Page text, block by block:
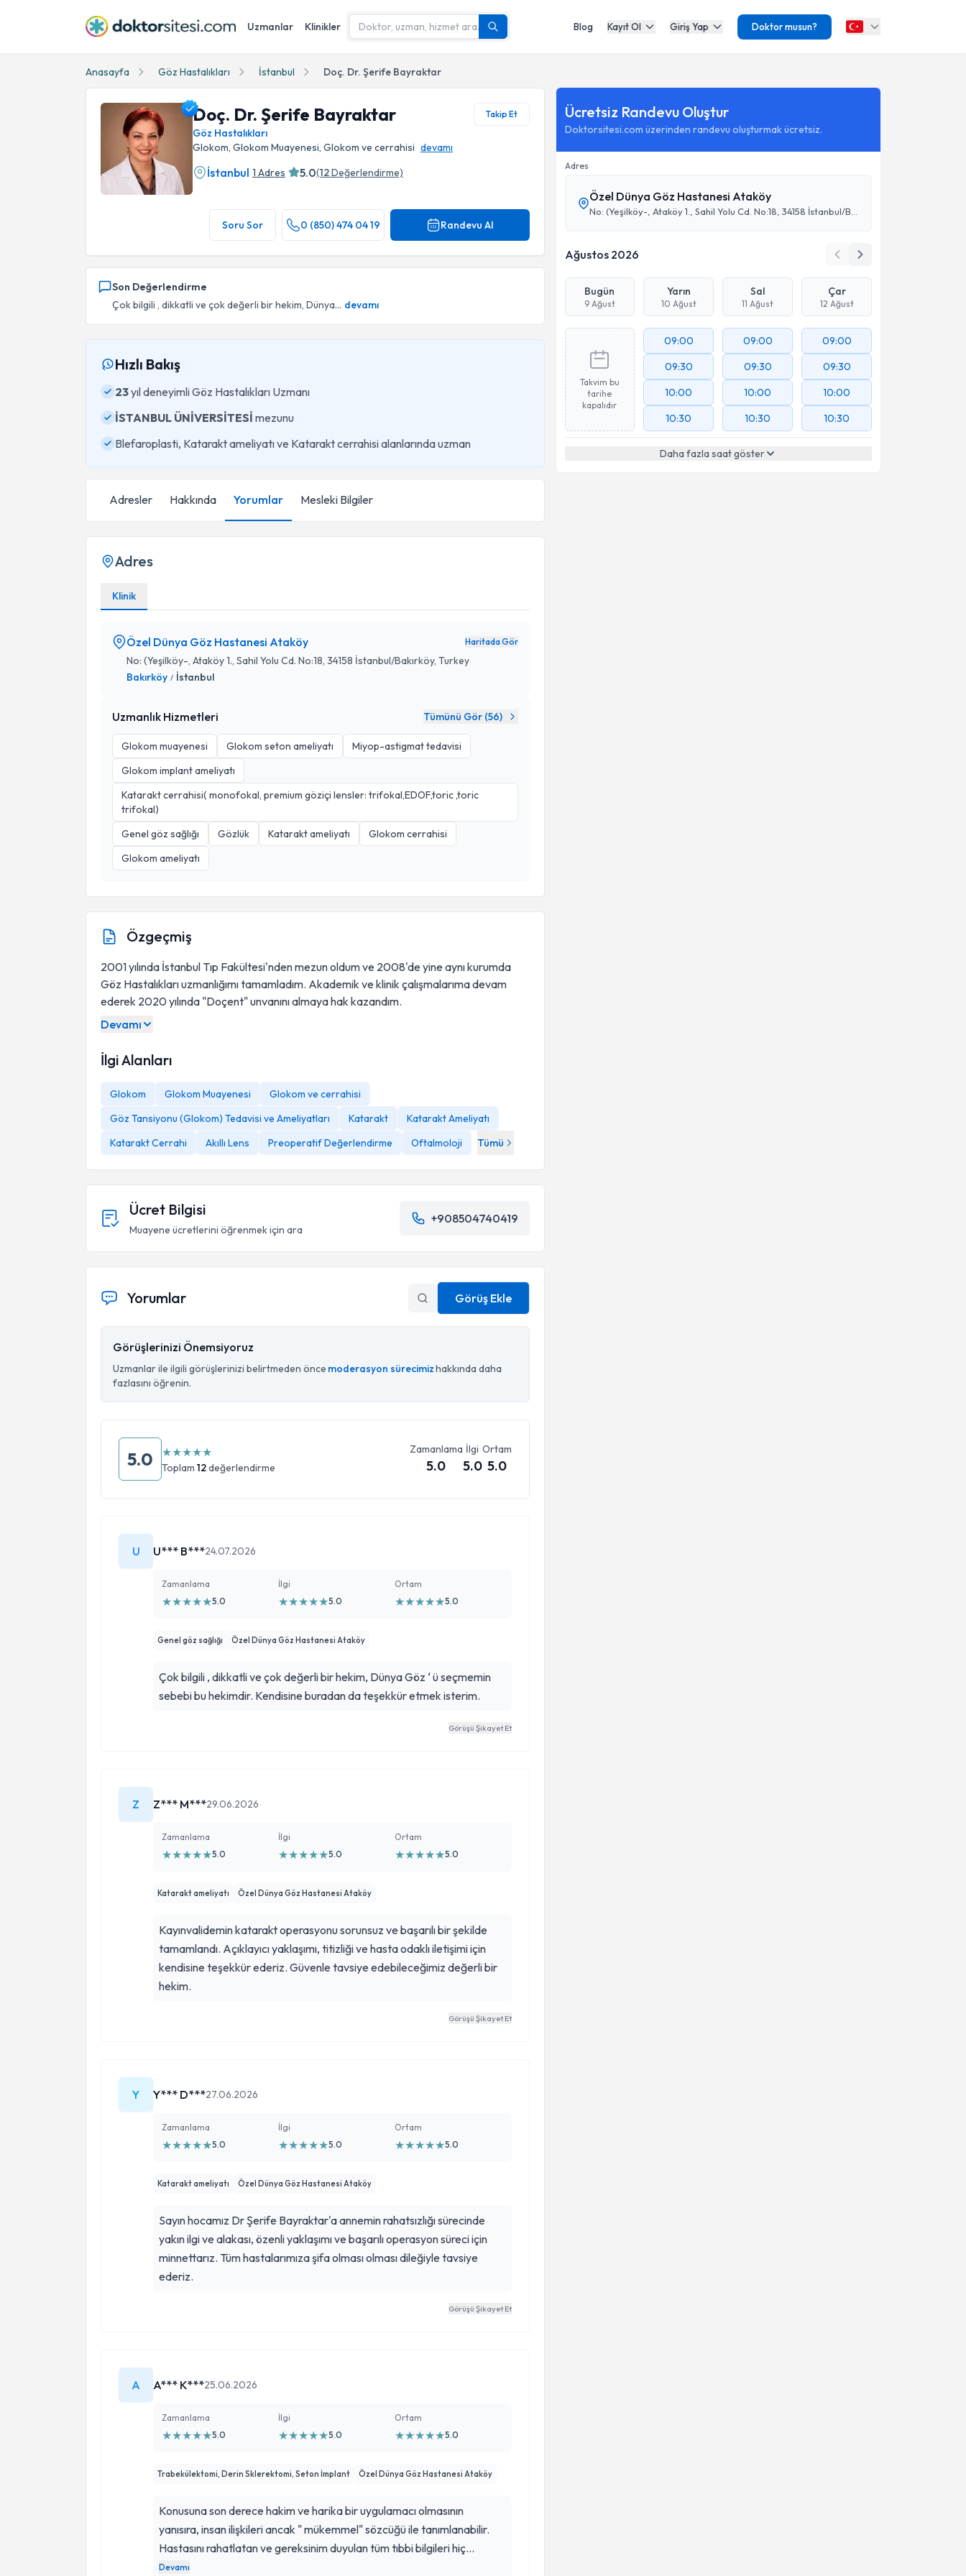
Uzmanlar Klinikler Blog Kayıt Ol Giriş Yap Doktor musun?
Anasayfa Göz Hastalıkları İstanbul Doç. Dr. Şerife Bayraktar
Doç. Dr. Şerife Bayraktar Takip Et
Göz Hastalıkları
Glokom, Glokom Muayenesi, Glokom ve cerrahisi devamı
İstanbul 1 Adres 5.0(12Değerlendirme)
Soru Sor 0 (850) 474 04 19 Randevu Al
Son Değerlendirme
Çok bilgili , dikkatli ve çok değerli bir hekim, Dünya... devamı
Hızlı Bakış
23yıl deneyimli Göz Hastalıkları Uzmanı
İSTANBUL ÜNİVERSİTESİ mezunu
Blefaroplasti, Katarakt ameliyatı ve Katarakt cerrahisi alanlarında uzman
Adresler Hakkında Yorumlar Mesleki Bilgiler
Adres
Klinik
Özel Dünya Göz Hastanesi Ataköy Haritada Gör
No: (Yeşilköy-, Ataköy 1., Sahil Yolu Cd. No:18, 34158 İstanbul/Bakırköy, Turkey
Bakırköy / İstanbul
Uzmanlık Hizmetleri Tümünü Gör (56)
Glokom muayenesi Glokom seton ameliyatı
Miyop-astigmat tedavisi
Glokom implant ameliyatı
Katarakt cerrahisi( monofokal, premium göziçi lensler: trifokal,EDOF,toric ,toric
trifokal)
Genel göz sağlığı
Gözlük Katarakt ameliyatı
Glokom cerrahisi
Glokom ameliyatı
Özgeçmiş
2001 yılında İstanbul Tıp Fakültesi'nden mezun oldum ve 2008'de yine aynı kurumda
Göz Hastalıkları uzmanlığımı tamamladım. Akademik ve klinik çalışmalarıma devam
ederek 2020 yılında "Doçent" unvanını almaya hak kazandım.
Devamı
İlgi Alanları
Glokom Glokom Muayenesi
Glokom ve cerrahisi
Göz Tansiyonu (Glokom) Tedavisi ve Ameliyatları
Katarakt
Katarakt Ameliyatı
Katarakt Cerrahi
Akıllı Lens Preoperatif Değerlendirme Oftalmoloji Tümü
Ücret Bilgisi
Muayene ücretlerini öğrenmek için ara
+908504740419
Yorumlar Görüş Ekle
Görüşlerinizi Önemsiyoruz
Uzmanlar ile ilgili görüşlerinizi belirtmeden önce moderasyon sürecimizhakkında daha
fazlasını öğrenin.
5.0 ★★★★★
Toplam 12değerlendirme
Zamanlama
5.0
İlgi
5.0
Ortam
5.0
U U*** B***24.07.2026
Zamanlama
★★★★★5.0
İlgi
★★★★★5.0
Ortam
★★★★★5.0
Genel göz sağlığı Özel Dünya Göz Hastanesi Ataköy
Çok bilgili , dikkatli ve çok değerli bir hekim, Dünya Göz ‘ ü seçmemin
sebebi bu hekimdir. Kendisine buradan da teşekkür etmek isterim.
Görüşü Şikayet Et
Z Z*** M***29.06.2026
Zamanlama
★★★★★5.0
İlgi
★★★★★5.0
Ortam
★★★★★5.0
Katarakt ameliyatı Özel Dünya Göz Hastanesi Ataköy
Kayınvalidemin katarakt operasyonu sorunsuz ve başarılı bir şekilde
tamamlandı. Açıklayıcı yaklaşımı, titizliği ve hasta odaklı iletişimi için
kendisine teşekkür ederiz. Güvenle tavsiye edebileceğimiz değerli bir
hekim.
Görüşü Şikayet Et
Y Y*** D***27.06.2026
Zamanlama
★★★★★5.0
İlgi
★★★★★5.0
Ortam
★★★★★5.0
Katarakt ameliyatı Özel Dünya Göz Hastanesi Ataköy
Sayın hocamız Dr Şerife Bayraktar'a annemin rahatsızlığı sürecinde
yakın ilgi ve alakası, özenli yaklaşımı ve başarılı operasyon süreci için
minnettarız. Tüm hastalarımıza şifa olması olması dileğiyle tavsiye
ederiz.
Görüşü Şikayet Et
A A*** K***25.06.2026
Zamanlama
★★★★★5.0
İlgi
★★★★★5.0
Ortam
★★★★★5.0
Trabekülektomi, Derin Sklerektomi, Seton İmplant Özel Dünya Göz Hastanesi Ataköy
Konusuna son derece hakim ve harika bir uygulamacı olmasının
yanısıra, insan ilişkileri ancak " mükemmel" sözcüğü ile tanımlanabilir.
Hastasını rahatlatan ve gereksinim duyulan tüm tıbbi bilgileri hiç
yüksünmeden ilgili kişilere aktaran harika bir hekim. Eşim ve ben hastası
Devamı
Ücretsiz Randevu Oluştur
Doktorsitesi.com üzerinden randevu oluşturmak ücretsiz.
Adres
Özel Dünya Göz Hastanesi Ataköy
Ağustos 2026
Bugün
9 Ağust
Yarın
10 Ağust
Sal
11 Ağust
Çar
12 Ağust
Takvim bu
tarihe
kapalıdır
09:00
09:30
10:00
10:30
09:00
09:30
10:00
10:30
09:00
09:30
10:00
10:30
Daha fazla saat göster